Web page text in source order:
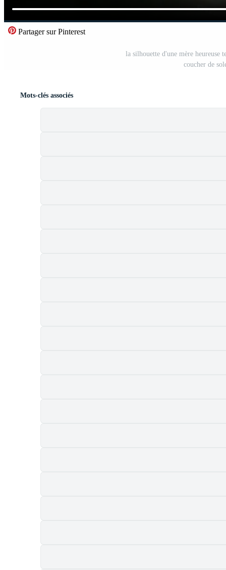
Partager sur Pinterest
la silhouette d'une mère heureuse
coucher de
Mots-clés associés